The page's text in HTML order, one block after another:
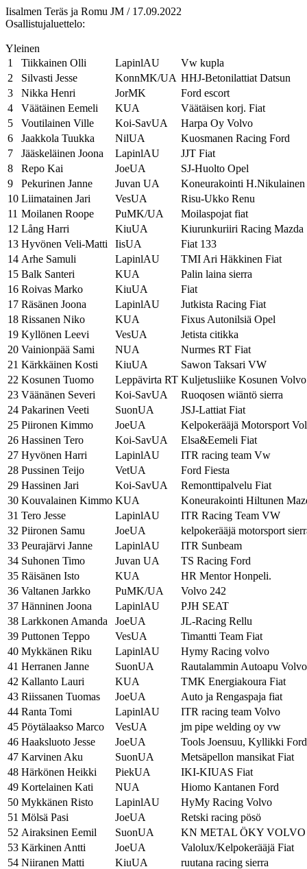
Iisalmen Teräs ja Romu JM / 17.09.2022
Osallistujaluettelo:
Yleinen
1
Tiikkainen Olli LapinlAU
Vw kupla
2
Silvasti Jesse KonnMK/UA HHJ-Betonilattiat Datsun
3
Nikka Henri JorMK
Ford escort
4
Väätäinen Eemeli KUA
Väätäisen korj. Fiat
5
Voutilainen Ville Koi-SavUA
Harpa Oy Volvo
6
Jaakkola Tuukka NilUA
Kuosmanen Racing Ford
7
Jääskeläinen Joona LapinlAU
JJT Fiat
8
Repo Kai JoeUA
SJ-Huolto Opel
9
Pekurinen Janne Juvan UA
Koneurakointi
10 Liimatainen Jari VesUA
Risu-Ukko Renu
11 Moilanen Roope PuMK/UA
Moilaspojat fiat
12 Lång Harri KiuUA
Kiurunkuriiri Racing Mazda
13 Hyvönen Veli-Matti IisUA
Fiat 133
14 Arhe Samuli LapinlAU
TMI Ari Häkkinen Fiat
15 Balk Santeri KUA
Palin laina sierra
16 Roivas Marko KiuUA
Fiat
17 Räsänen Joona LapinlAU
Jutkista Racing Fiat
18 Rissanen Niko KUA
Fixus Autonilsiä Opel
19 Kyllönen Leevi VesUA
Jetista citikka
20 Vainionpää Sami NUA
Nurmes RT Fiat
21 Kärkkäinen Kosti KiuUA
Sawon Taksari VW
22 Kosunen Tuomo Leppävirta RT Kuljetusliike Kosunen Volvo
23 Väänänen Severi Koi-SavUA
Ruoqosen wiäntö sierra
24 Pakarinen Veeti SuonUA
JSJ-Lattiat Fiat
25 Piironen Kimmo JoeUA
Kelpokerääjä Motorsport
26 Hassinen Tero Koi-SavUA
Elsa&Eemeli Fiat
27 Hyvönen Harri LapinlAU
ITR racing team Vw
28 Pussinen Teijo VetUA
Ford Fiesta
29 Hassinen Jari Koi-SavUA
Remonttipalvelu Fiat
30 Kouvalainen Kimmo KUA
Koneurakointi Hiltunen
31 Tero Jesse LapinlAU
ITR Racing Team VW
32 Piironen Samu JoeUA
kelpokerääjä motorsport
33 Peurajärvi Janne LapinlAU
ITR Sunbeam
34 Suhonen Timo Juvan UA
TS Racing Ford
35 Räisänen Isto KUA
HR Mentor Honpeli.
36 Valtanen Jarkko PuMK/UA
Volvo 242
37 Hänninen Joona LapinlAU
PJH SEAT
38 Larkkonen Amanda JoeUA
JL-Racing Rellu
39 Puttonen Teppo VesUA
Timantti Team Fiat
40 Mykkänen Riku LapinlAU
Hymy Racing volvo
41 Herranen Janne SuonUA
Rautalammin Autoapu Volvo
42 Kallanto Lauri KUA
TMK Energiakoura Fiat
43 Riissanen Tuomas JoeUA
Auto ja Rengaspaja fiat
44 Ranta Tomi LapinlAU
ITR racing team Volvo
45 Pöytälaakso Marco VesUA
jm pipe welding oy vw
46 Haaksluoto Jesse JoeUA
Tools Joensuu, Kyllikki Ford
47 Karvinen Aku SuonUA
Metsäpellon mansikat Fiat
48 Härkönen Heikki PiekUA
IKI-KIUAS Fiat
49 Kortelainen Kati NUA
Hiomo Kantanen Ford
50 Mykkänen Risto LapinlAU
HyMy Racing Volvo
51 Mölsä Pasi JoeUA
Retski racing pösö
52 Airaksinen Eemil SuonUA
KN METAL ÖKY VOLVO
53 Kärkinen Antti JoeUA
Valolux/Kelpokerääjä Fiat
54 Niiranen Matti KiuUA
ruutana racing sierra